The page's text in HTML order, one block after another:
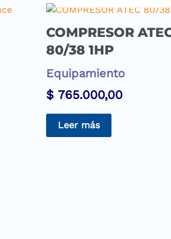
COMPRESOR
80/38 1HP
Equipamiento
$ 765.000,00
Leer más